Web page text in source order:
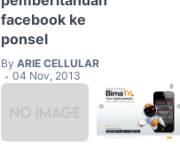
facebook ke
ponsel
By ARIE CELLULAR
• 04 Nov, 2013